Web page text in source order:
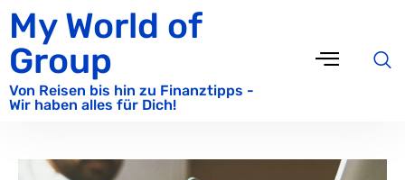
My World of
Group
Von Reisen bis hin zu Finanztipps -
Wir haben alles für Dich!